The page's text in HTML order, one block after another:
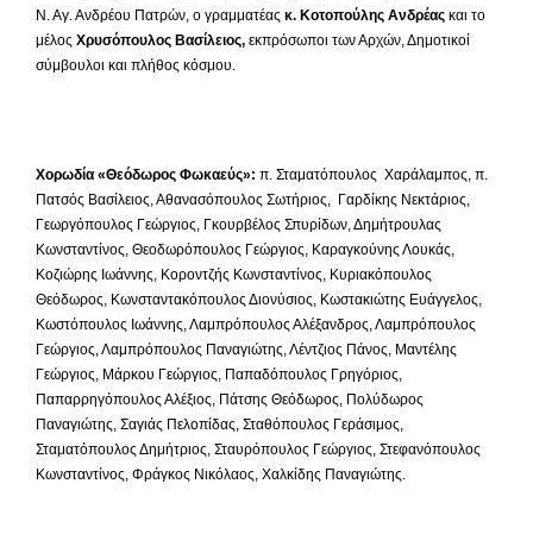
Ν. Αγ. Ανδρέου Πατρών, ο γραμματέας κ. Κοτοπούλης Ανδρέας και το
μέλος Χρυσόπουλος Βασίλειος, εκπρόσωποι των Αρχών, Δημοτικοί
σύμβουλοι και πλήθος κόσμου.
Χορωδία «Θεόδωρος Φωκαεύς»: π. Σταματόπουλος Χαράλαμπος, π.
Πατσός Βασίλειος, Αθανασόπουλος Σωτήριος, Γαρδίκης Νεκτάριος,
Γεωργόπουλος Γεώργιος, Γκουρβέλος Σπυρίδων, Δημήτρουλας
Κωνσταντίνος, Θεοδωρόπουλος Γεώργιος, Καραγκούνης Λουκάς,
Κοζιώρης Ιωάννης, Κοροντζής Κωνσταντίνος, Κυριακόπουλος
Θεόδωρος, Κωνσταντακόπουλος Διονύσιος, Κωστακιώτης Ευάγγελος,
Κωστόπουλος Ιωάννης, Λαμπρόπουλος Αλέξανδρος, Λαμπρόπουλος
Γεώργιος, Λαμπρόπουλος Παναγιώτης, Λέντζιος Πάνος, Μαντέλης
Γεώργιος, Μάρκου Γεώργιος, Παπαδόπουλος Γρηγόριος,
Παπαρρηγόπουλος Αλέξιος, Πάτσης Θεόδωρος, Πολύδωρος
Παναγιώτης, Σαγιάς Πελοπίδας, Σταθόπουλος Γεράσιμος,
Σταματόπουλος Δημήτριος, Σταυρόπουλος Γεώργιος, Στεφανόπουλος
Κωνσταντίνος, Φράγκος Νικόλαος, Χαλκίδης Παναγιώτης.